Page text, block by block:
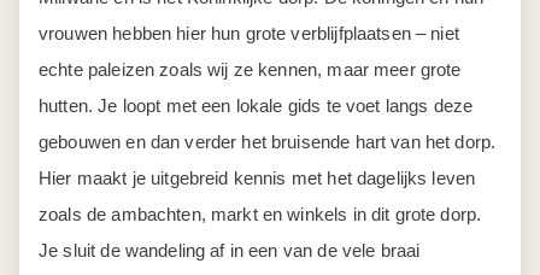
vrouwen hebben hier hun grote verblijfplaatsen – niet
echte paleizen zoals wij ze kennen, maar meer grote
hutten. Je loopt met een lokale gids te voet langs deze
gebouwen en dan verder het bruisende hart van het dorp.
Hier maakt je uitgebreid kennis met het dagelijks leven
zoals de ambachten, markt en winkels in dit grote dorp.
Je sluit de wandeling af in een van de vele braai